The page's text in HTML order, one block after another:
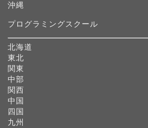
沖縄
プログラミングスクール
北海道
東北
関東
中部
関西
中国
四国
九州